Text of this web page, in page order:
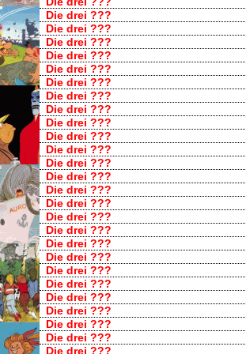
Die drei ???
Die drei ???
Die drei ???
Die drei ???
Die drei ???
Die drei ???
Die drei ???
Die drei ???
Die drei ???
Die drei ???
Die drei ???
Die drei ???
Die drei ???
Die drei ???
Die drei ???
Die drei ???
Die drei ???
Die drei ???
Die drei ???
Die drei ???
Die drei ???
Die drei ???
Die drei ???
Die drei ???
Die drei ???
Die drei ???